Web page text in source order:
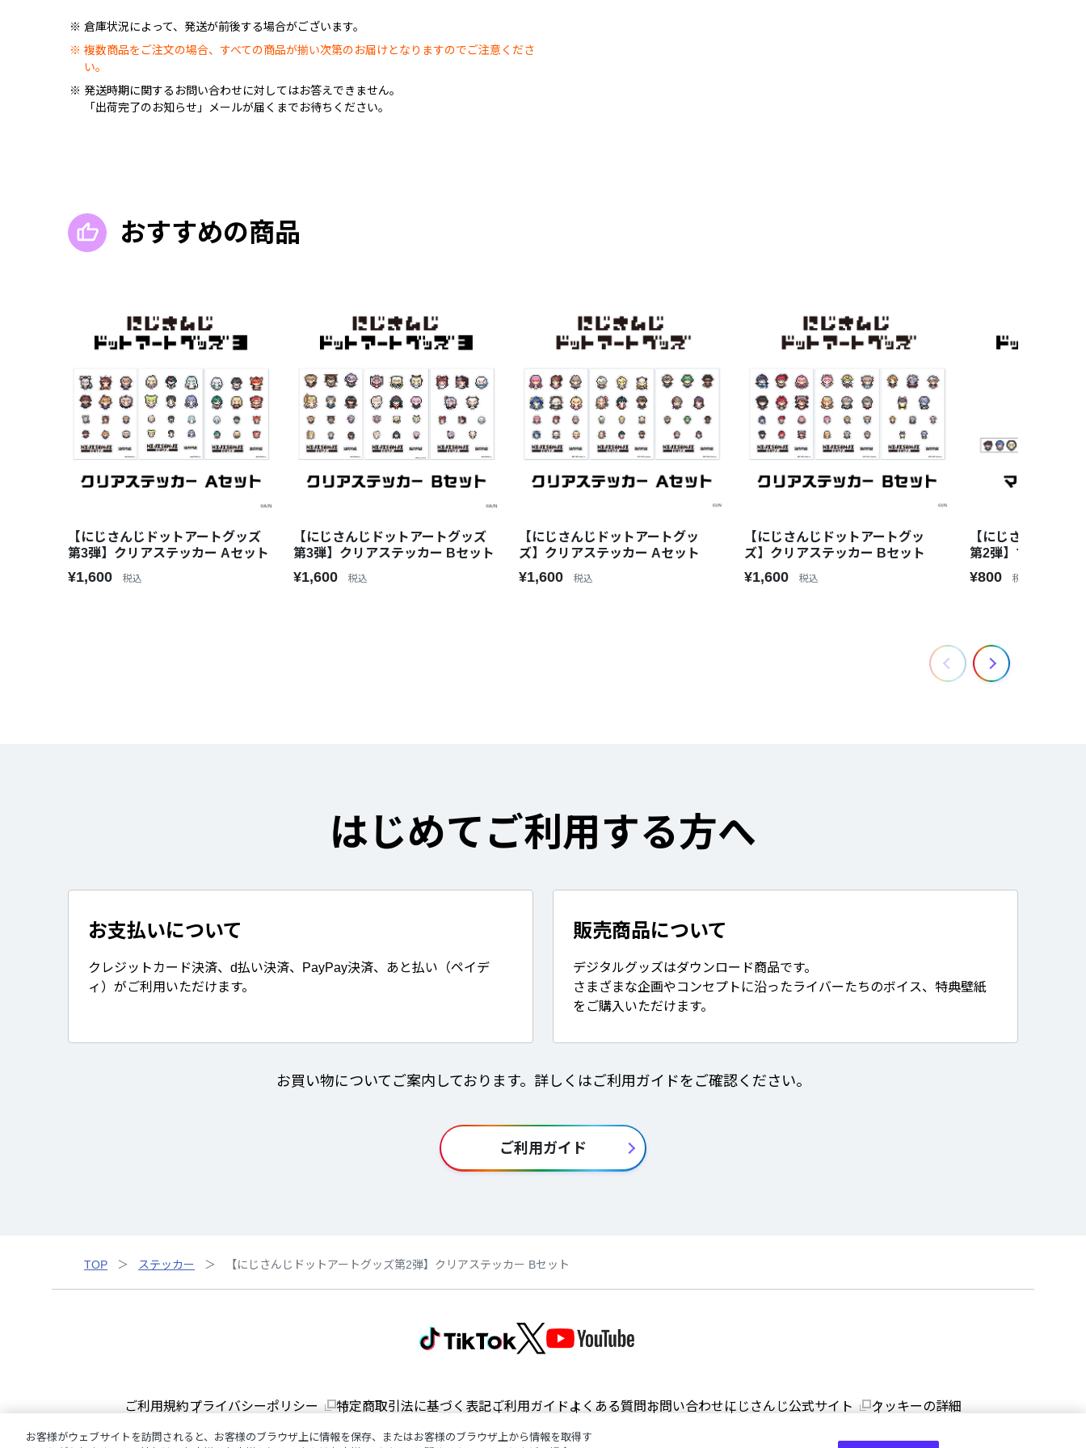
倉庫状況によって、発送が前後する場合がございます。
複数商品をご注文の場合、すべての商品が揃い次第のお届けとなりますのでご注意くださ
い。
発送時期に関するお問い合わせに対してはお答えできません。
「出荷完了のお知らせ」メールが届くまでお待ちください。
おすすめの商品
【にじさんじドットアートグッズ
第3弾】クリアステッカー Aセット
¥1,600 税込
【にじさんじドットアートグッズ
第3弾】クリアステッカー Bセット
¥1,600 税込
【にじさんじドットアートグッ
ズ】クリアステッカー Aセット
¥1,600 税込
【にじさんじドットアートグッ
ズ】クリアステッカー Bセット
¥1,600 税込
【にじさんじドッ
第2弾】マスキング
¥800 税込
はじめてご利用する方へ
お支払いについて
クレジットカード決済、d払い決済、PayPay決済、あと払い（ペイデ
ィ）がご利用いただけます。
販売商品について
デジタルグッズはダウンロード商品です。
さまざまな企画やコンセプトに沿ったライバーたちのボイス、特典壁紙
をご購入いただけます。
お買い物についてご案内しております。詳しくはご利用ガイドをご確認ください。
ご利用ガイド
TOP ステッカー 【にじさんじドットアートグッズ第2弾】クリアステッカー Bセット
ご利用規約プライバシーポリシー 特定商取引法に基づく表記ご利用ガイド よくある質問お問い合わせにじさんじ公式サイト クッキーの詳細
お客様がウェブサイトを訪問されると、お客様のブラウザ上に情報を保存、またはお客様のブラウザ上から情報を取得す